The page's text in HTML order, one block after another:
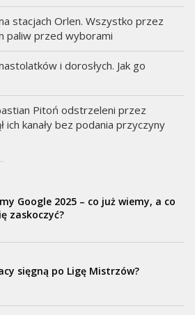
stacjach Orlen. Wszystko przez
paliw przed wyborami
i dorosłych. Jak go
Pitoń odstrzeleni przez
ich kanały bez podania przyczyny
Google 2025 – co już wiemy, a co
zaskoczyć?
sięgną po Ligę Mistrzów?